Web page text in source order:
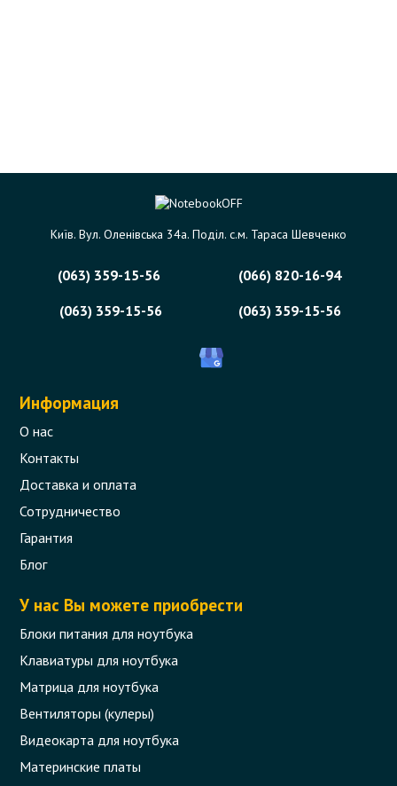
Київ. Вул. Оленівська 34а. Поділ. с.м. Тараса Шевченко
(063) 359-15-56
(066) 820-16-94
(063) 359-15-56
(063) 359-15-56
Информация
О нас
Контакты
Доставка и оплата
Сотрудничество
Гарантия
Блог
У нас Вы можете приобрести
Блоки питания для ноутбука
Клавиатуры для ноутбука
Матрица для ноутбука
Вентиляторы (кулеры)
Видеокарта для ноутбука
Материнские платы